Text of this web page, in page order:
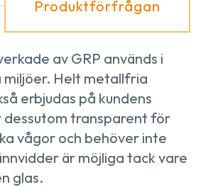
Produktförfrågan
av GRP används i
miljöer. Helt metallfria
erbjudas på kundens
dessutom transparent för
vågor och behöver inte
är möjliga tack vare
glas.